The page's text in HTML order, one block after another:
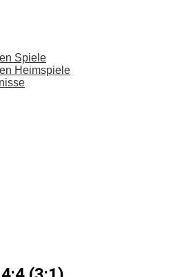
Spiele
Heimspiele